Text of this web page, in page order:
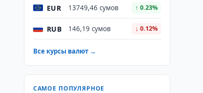
EUR 13749,46 сумов ↑ 0.23%
RUB 146,19 сумов ↓ 0.12%
Все курсы валют →
САМОЕ ПОПУЛЯРНОЕ